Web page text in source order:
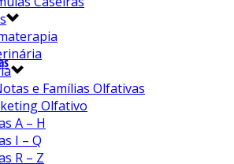
e Famílias Olfativas
Olfativo
A – H
I – Q
R – Z